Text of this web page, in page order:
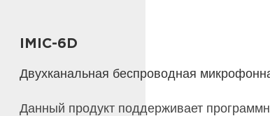
IMIC-6D
Двухканальная беспроводная
Данный продукт поддерживает